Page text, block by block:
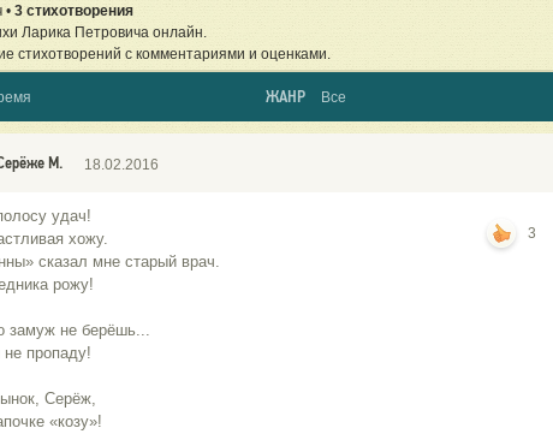
• 3 стихотворения
Ларика Петровича онлайн.
стихотворений с комментариями и оценками.
ЖАНР Все
М. 18.02.2016
удач!
хожу.
сказал мне старый врач.
рожу!
замуж не берёшь...
не пропаду!
Серёж,
«козу»!
3